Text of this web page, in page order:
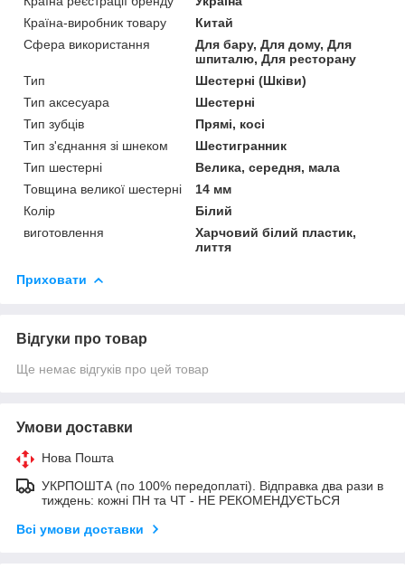
Країна-виробник товару
Китай
Сфера використання
Для бару, Для дому, Для
шпиталю, Для ресторану
Тип
Шестерні (Шківи)
Тип аксесуара
Шестерні
Тип зубців
Прямі, косі
Тип з'єднання зі шнеком
Шестигранник
Тип шестерні
Велика, середня, мала
Товщина великої шестерні
14 мм
Колір
Білий
виготовлення
Харчовий білий пластик,
лиття
Приховати
Відгуки про товар
Ще немає відгуків про цей товар
Умови доставки
Нова Пошта
УКРПОШТА (по 100% передоплаті). Відправка два рази в
тиждень: кожні ПН та ЧТ - НЕ РЕКОМЕНДУЄТЬСЯ
Всі умови доставки